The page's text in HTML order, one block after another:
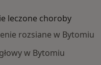
leczone choroby
rozsiane w Bytomiu
w Bytomiu